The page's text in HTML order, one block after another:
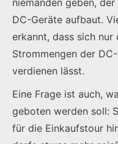
DC-Geräte aufbaut.
erkannt, dass sich nur
Strommengen der
verdienen lässt.
Eine Frage ist auch,
geboten werden soll:
für die Einkaufstour